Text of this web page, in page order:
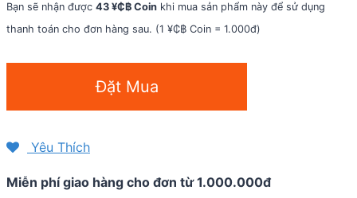
Bạn sẽ nhận được 43 ¥₵฿ Coin khi mua sản phẩm này để sử dụng
thanh toán cho đơn hàng sau. (1 ¥₵฿ Coin = 1.000đ)
thao
Davos
Đặt Mua
Yêu Thích
Miễn phí giao hàng cho đơn từ 1.000.000đ